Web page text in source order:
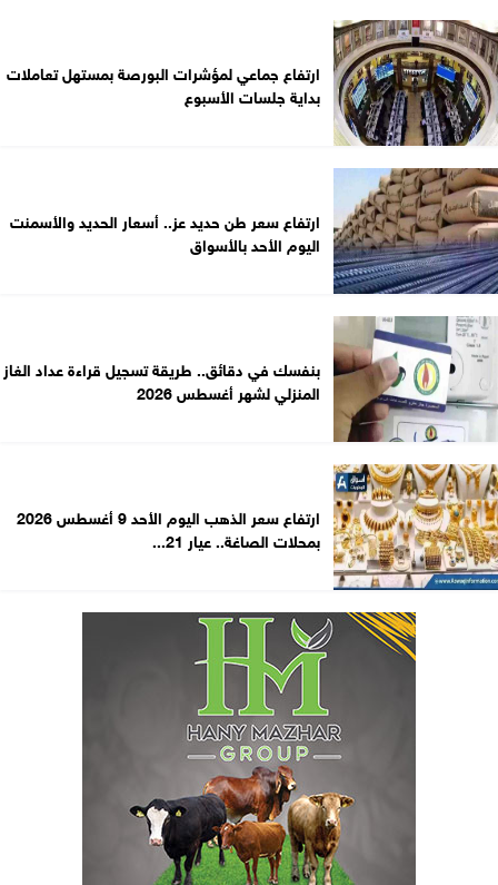
ارتفاع جماعي لمؤشرات البورصة بمستهل تعاملات
بداية جلسات الأسبوع
ارتفاع سعر طن حديد عز.. أسعار الحديد والأسمنت
اليوم الأحد بالأسواق
بنفسك في دقائق.. طريقة تسجيل قراءة عداد الغاز
المنزلي لشهر أغسطس 2026
ارتفاع سعر الذهب اليوم الأحد 9 أغسطس 2026
بمحلات الصاغة.. عيار 21...